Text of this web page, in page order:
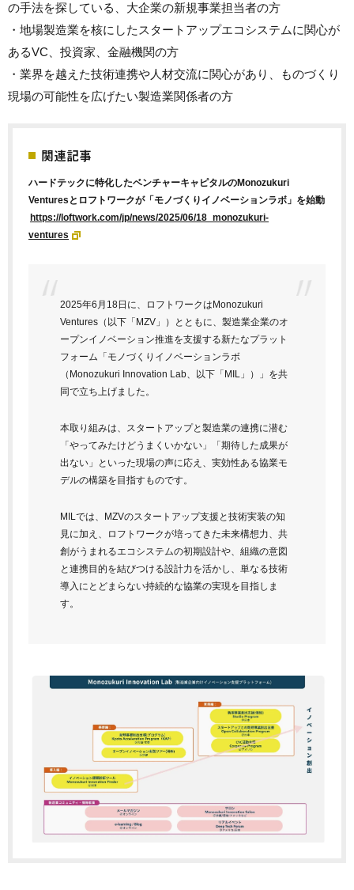
の手法を探している、大企業の新規事業担当者の方
・地場製造業を核にしたスタートアップエコシステムに関心が
あるVC、投資家、金融機関の方
・業界を越えた技術連携や人材交流に関心があり、ものづくり
現場の可能性を広げたい製造業関係者の方
関連記事
ハードテックに特化したベンチャーキャピタルのMonozukuri
Venturesとロフトワークが「モノづくりイノベーションラボ」を始動
https://loftwork.com/jp/news/2025/06/18_monozukuri-
ventures
2025年6月18日に、ロフトワークはMonozukuri
Ventures（以下「MZV」）とともに、製造業企業のオ
ープンイノベーション推進を支援する新たなプラット
フォーム「モノづくりイノベーションラボ
（Monozukuri Innovation Lab、以下「MIL」）」を共
同で立ち上げました。
本取り組みは、スタートアップと製造業の連携に潜む
「やってみたけどうまくいかない」「期待した成果が
出ない」といった現場の声に応え、実効性ある協業モ
デルの構築を目指すものです。
MILでは、MZVのスタートアップ支援と技術実装の知
見に加え、ロフトワークが培ってきた未来構想力、共
創がうまれるエコシステムの初期設計や、組織の意図
と連携目的を結びつける設計力を活かし、単なる技術
導入にとどまらない持続的な協業の実現を目指しま
す。